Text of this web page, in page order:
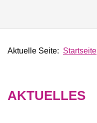
Aktuelle Seite: Startseite
AKTUELLES